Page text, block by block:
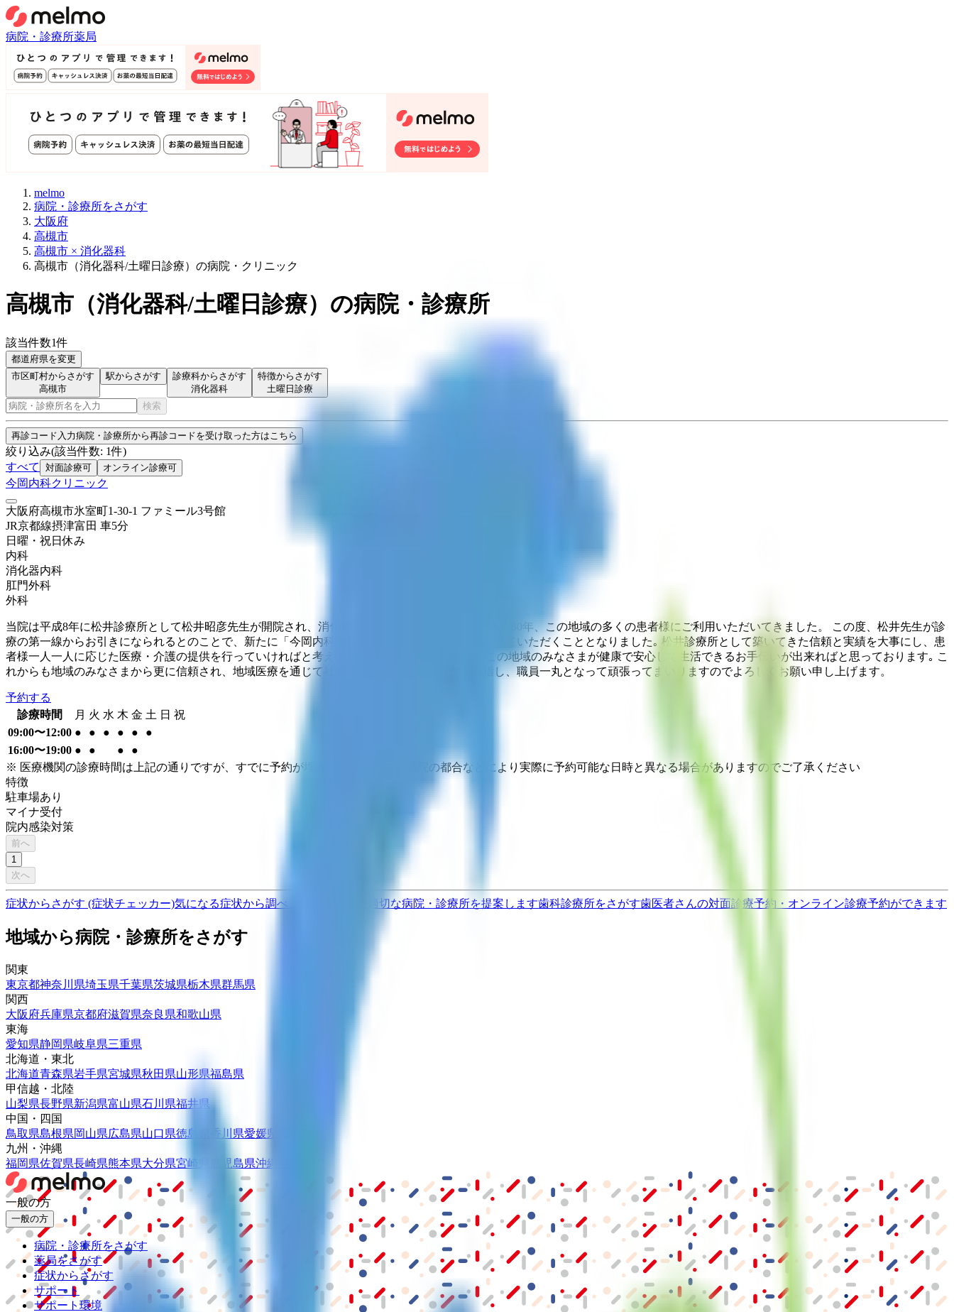
病院・診療所薬局
melmo
病院・診療所をさがす
大阪府
高槻市
高槻市 × 消化器科
高槻市（消化器科/土曜日診療）の病院・クリニック
高槻市 （消化器科/土曜日診療） の病院・診療所
該当件数1件
都道府県を変更
市区町村からさがす
高槻市
駅からさがす
診療科からさがす
消化器科
特徴からさがす
土曜日診療
検索
再診コード入力病院・診療所から再診コードを受け取った方はこちら
絞り込み(該当件数: 1件)
すべて
対面診療可 オンライン診療可
今岡内科クリニック
大阪府高槻市氷室町1-30-1 ファミール3号館
JR京都線摂津富田 車5分
日曜・祝日休み
内科
消化器内科
肛門外科
外科
当院は平成8年に松井診療所として松井昭彦先生が開院され、消化器外科・肛門外科・外科として約30年、この地域の多くの患者様にご利用いただいてきました。 この度、松井先生が診
療の第一線からお引きになられるとのことで、新たに「今岡内科クリニック」として、引き継がせていただくこととなりました｡ 松井診療所として築いてきた信頼と実績を大事にし、患
者様一人一人に応じた医療・介護の提供を行っていければと考えております。 そして少しでもこの地域のみなさまが健康で安心して生活できるお手伝いが出来ればと思っております｡ こ
れからも地域のみなさまから更に信頼され、地域医療を通じて社会貢献できるクリニックを目指し、職員一丸となって頑張ってまいりますのでよろしくお願い申し上げます。
予約する
診療時間
月 火 水 木 金 土 日 祝
09:00〜12:00 ● ● ● ● ●
●
16:00〜19:00 ● ● ●
●
※ 医療機関の診療時間は上記の通りですが、すでに予約が埋まっている場合や病院の都合などにより実際に予約可能な日時と異なる場合がありますのでご了承ください
特徴
駐車場あり
マイナ受付
院内感染対策
前へ
1
次へ
症状からさがす (症状チェッカー)気になる症状から調べ、結果をもとに適切な病院・診療所を提案します歯科診療所をさがす歯医者さんの対面診療予約・オンライン診療予約ができます
地域から病院・診療所をさがす
関東
東京都神奈川県埼玉県千葉県茨城県栃木県群馬県
関西
大阪府兵庫県京都府滋賀県奈良県和歌山県
東海
愛知県静岡県岐阜県三重県
北海道・東北
北海道青森県岩手県宮城県秋田県山形県福島県
甲信越・北陸
山梨県長野県新潟県富山県石川県福井県
中国・四国
鳥取県島根県岡山県広島県山口県徳島県 香川県愛媛県
九州・沖縄
福岡県佐賀県長崎県熊本県大分県宮崎県 鹿児島県沖縄県
一般の方
一般の方
病院・診療所をさがす
薬局をさがす
症状からさがす
サポート
サポート環境